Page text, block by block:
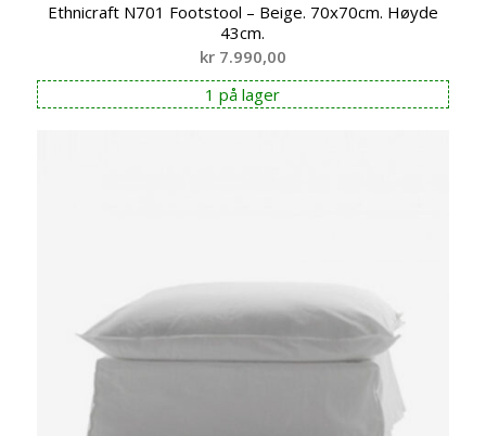
Ethnicraft N701 Footstool – Beige. 70x70cm. Høyde
43cm.
kr7.990,00
1 på lager